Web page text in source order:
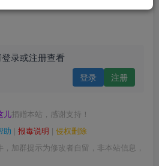
录或注册查看
登录 注册
儿捐赠本站，感谢支持！
助 | 报毒说明 | 侵权删除
加群提示为修改者自留，非本站信息，